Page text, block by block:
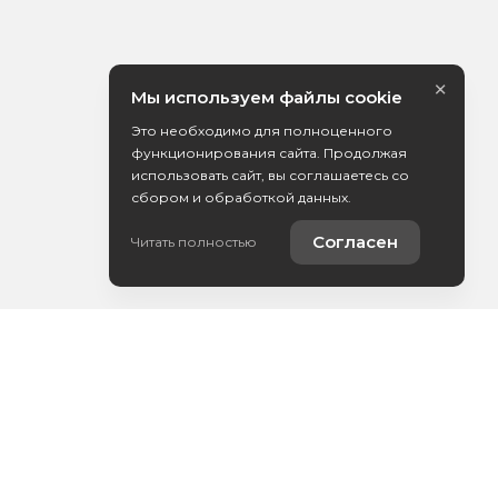
Мы используем файлы cookie
Это необходимо для полноценного
функционирования сайта. Продолжая
использовать сайт, вы соглашаетесь со
сбором и обработкой данных.
Читать полностью Согласен
×